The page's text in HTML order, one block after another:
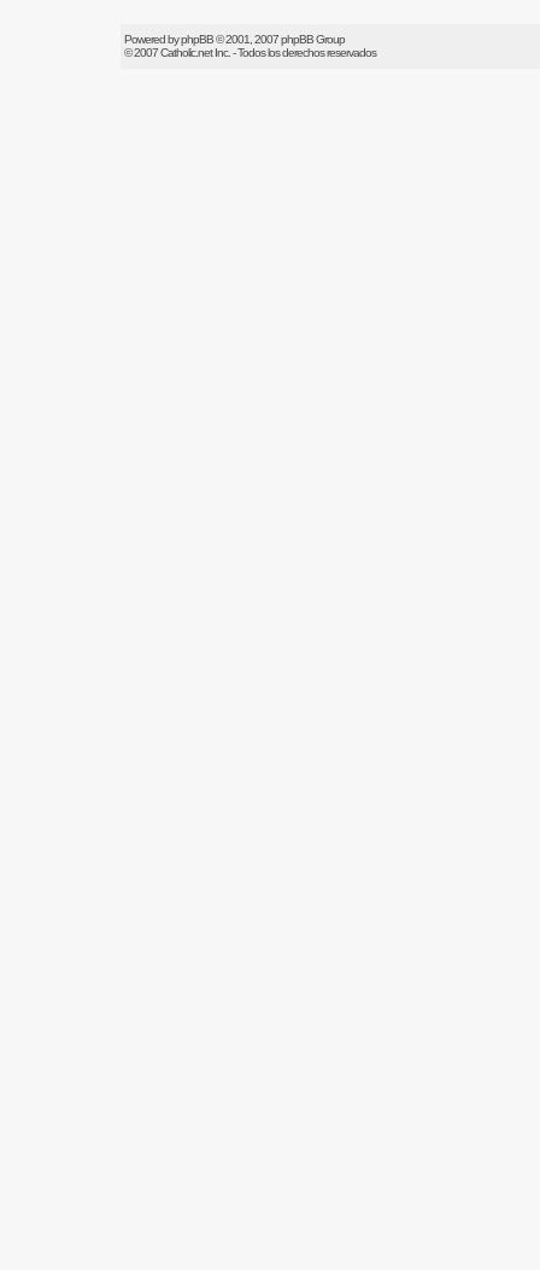
Powered byphpBB© 2001, 2007 phpBB Group
© 2007Catholic.netInc. - Todos los derechos reservados